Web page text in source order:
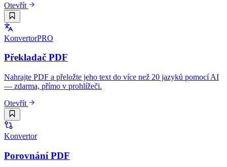
Otevřít
KonvertorPRO
Překladač PDF
Nahrajte PDF a přeložte jeho text do více než 20 jazyků pomocí AI
— zdarma, přímo v prohlížeči.
Otevřít
Konvertor
Porovnání PDF